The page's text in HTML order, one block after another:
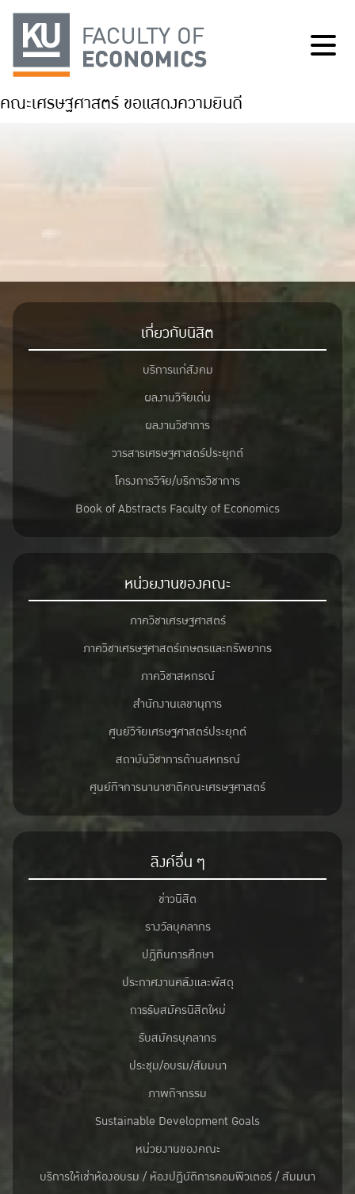
คณะเศรษฐศาสตร์ ขอแสดงความยินดี
เกี่ยวกับนิสิต
บริการแก่สังคม
ผลงานวิจัยเด่น
ผลงานวิชาการ
วารสารเศรษฐศาสตร์ประยุกต์
โครงการวิจัย/บริการวิชาการ
Book of Abstracts Faculty of Economics
หน่วยงานของคณะ
ภาควิชาเศรษฐศาสตร์
ภาควิชาเศรษฐศาสตร์เกษตรและทรัพยากร
ภาควิชาสหกรณ์
สำนักงานเลขานุการ
ศูนย์วิจัยเศรษฐศาสตร์ประยุกต์
สถาบันวิชาการด้านสหกรณ์
ศูนย์กิจการนานาชาติคณะเศรษฐศาสตร์
ลิงค์อื่น ๆ
ข่าวนิสิต
รางวัลบุคลากร
ปฎิทินการศึกษา
ประกาศงานคลังและพัสดุ
การรับสมัครนิสิตใหม่
รับสมัครบุคลากร
ประชุม/อบรม/สัมมนา
ภาพกิจกรรม
Sustainable Development Goals
หน่วยงานของคณะ
บริการให้เช่าห้องอบรม / ห้องปฏิบัติการคอมพิวเตอร์ / สัมมนา